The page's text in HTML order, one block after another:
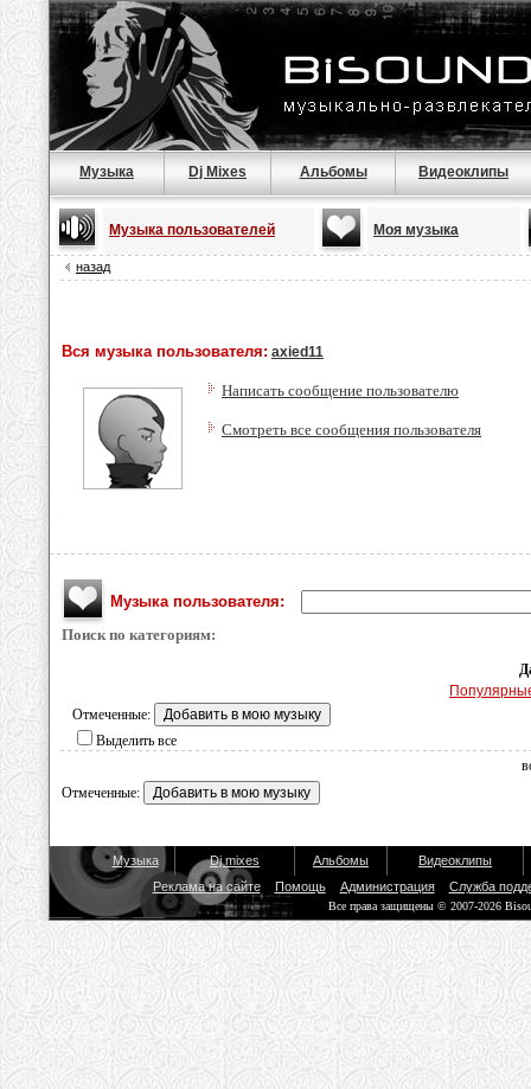
Музыка Dj Mixes Альбомы Видеоклипы
Музыка пользователей Моя музыка
назад
Вся музыка пользователя: axied11
Написать сообщение пользователю
Смотреть все сообщения пользователя
Музыка пользователя:
Поиск по категориям:
Отмеченные:
Выделить все
Отмеченные:
Музыка Dj mixes Альбомы
Видеоклипы
Реклама на сайте
Помощь Администрация Служба
Все права защищены © 2007-2026